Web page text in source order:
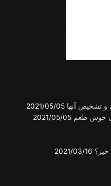
و تشخیص آنها 2021/05/05
خوش طعم 2021/05/05
خیر؟ 2021/03/16